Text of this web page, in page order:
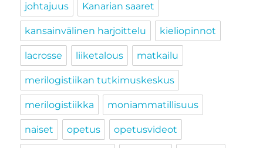
johtajuus Kanarian saaret
kansainvälinen harjoittelu kieliopinnot
lacrosse liiketalous matkailu
merilogistiikan tutkimuskeskus
merilogistiikka moniammatillisuus
naiset opetus opetusvideot